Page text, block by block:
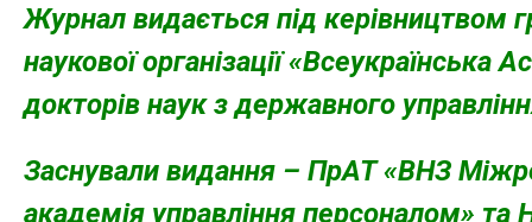
Журнал видається під керівництвом
наукової організації «Всеукраїнська
докторів наук з державного
Заснували видання – ПрАТ «ВНЗ
академія управління персоналом» та